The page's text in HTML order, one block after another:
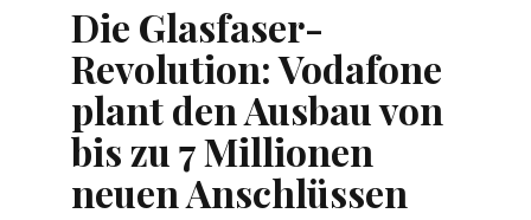
Die Glasfaser-
Revolution: Vodafone
plant den Ausbau von
bis zu 7 Millionen
neuen Anschlüssen